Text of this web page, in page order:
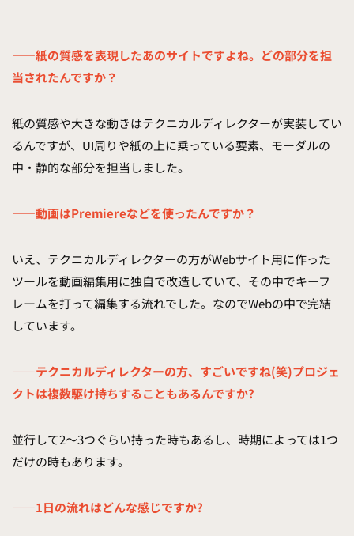
——紙の質感を表現したあのサイトですよね。どの部分を担
当されたんですか？
紙の質感や大きな動きはテクニカルディレクターが実装してい
るんですが、UI周りや紙の上に乗っている要素、モーダルの
中・静的な部分を担当しました。
——動画はPremiereなどを使ったんですか？
いえ、テクニカルディレクターの方がWebサイト用に作った
ツールを動画編集用に独自で改造していて、その中でキーフ
レームを打って編集する流れでした。なのでWebの中で完結
しています。
——テクニカルディレクターの方、すごいですね(笑)プロジェ
クトは複数駆け持ちすることもあるんですか?
並行して2〜3つぐらい持った時もあるし、時期によっては1つ
だけの時もあります。
——1日の流れはどんな感じですか?